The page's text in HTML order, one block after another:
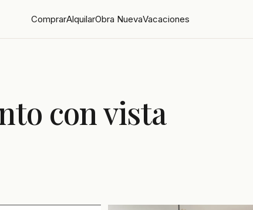
ComprarAlquilarObra NuevaVacaciones
con vista